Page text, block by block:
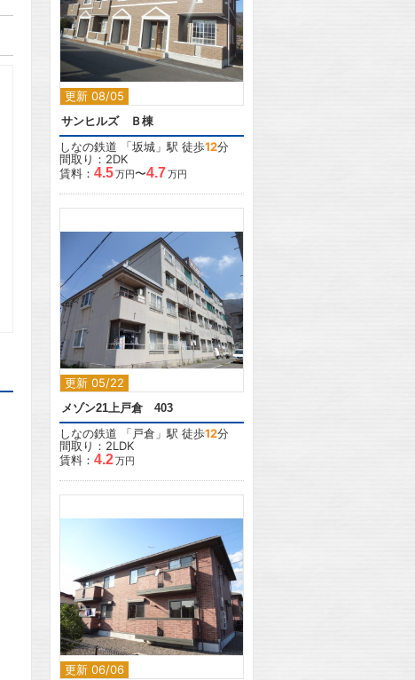
更新 08/05
2
サンヒルズ Ｂ棟
しなの鉄道 「坂城 」駅 徒歩12分
間取り：2DK
賃料： 4.5万円〜4.7万円
更新 05/22
メゾン21上戸倉 403
しなの鉄道 「戸倉 」駅 徒歩12分
間取り：2LDK
賃料： 4.2万円
更新 06/06
2